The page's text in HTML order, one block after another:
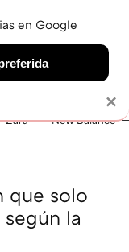
SNEAKERS
Zara New Balance
que solo
la
×
en Google